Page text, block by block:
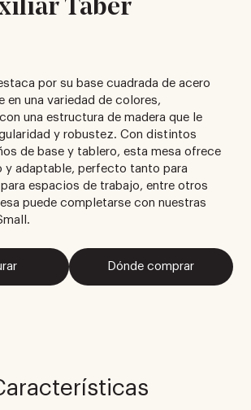
Taber
por su base cuadrada de acero
en una variedad de colores,
una estructura de madera que le
y robustez. Con distintos
de base y tablero, esta mesa ofrece
y adaptable, perfecto tanto para
espacios de trabajo, entre otros
puede completarse con nuestras
Dónde comprar